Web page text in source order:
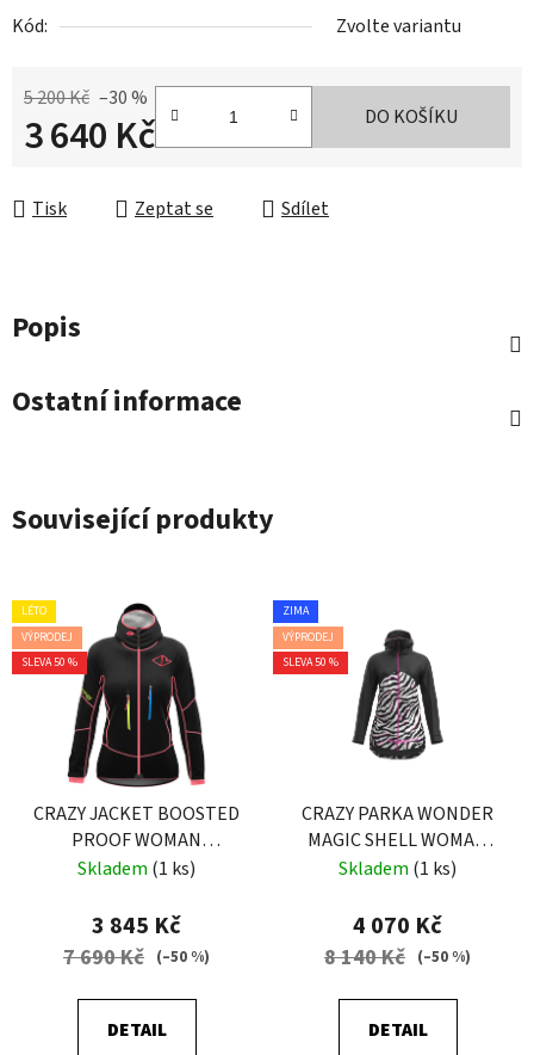
Kód:
Zvolte variantu
5 200 Kč –30 %
3 640 Kč DO KOŠÍKU
Tisk Zeptat se Sdílet
Popis
Ostatní informace
Související produkty
LÉTO
VÝPRODEJ
SLEVA 50 %
CRAZY JACKET BOOSTED
PROOF WOMAN
CHEWING GUM
Skladem (1 ks)
3 845 Kč
7 690 Kč (–50 %)
DETAIL
ZIMA
VÝPRODEJ
SLEVA 50 %
CRAZY PARKA WONDER
MAGIC SHELL WOMAN
BLACK-ZEBRA
Skladem (1 ks)
4 070 Kč
8 140 Kč (–50 %)
DETAIL